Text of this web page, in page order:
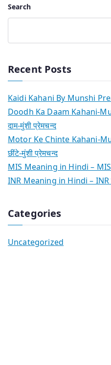
Search
Recent Posts
Kaidi Kahani By Munshi
Doodh Ka Daam Kahani-
दाम-मुंशी प्रेमचन्द
Motor Ke Chinte Kahani-
छींटे-मुंशी प्रेमचन्द
MIS Meaning in Hindi – MIS
INR Meaning in Hindi – INR
Categories
Uncategorized